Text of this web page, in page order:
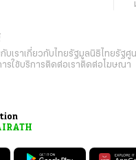
บเราเกี่ยวกับไทยรัฐมูลนิธิไทยรัฐศู
รใช้บริการติดต่อเราติดต่อโฆษณา